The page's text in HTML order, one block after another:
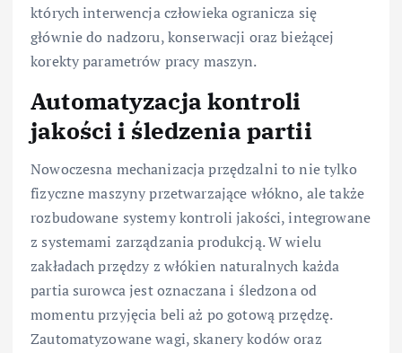
których interwencja człowieka ogranicza się
głównie do nadzoru, konserwacji oraz bieżącej
korekty parametrów pracy maszyn.
Automatyzacja kontroli
jakości i śledzenia partii
Nowoczesna mechanizacja przędzalni to nie tylko
fizyczne maszyny przetwarzające włókno, ale także
rozbudowane systemy kontroli jakości, integrowane
z systemami zarządzania produkcją. W wielu
zakładach przędzy z włókien naturalnych każda
partia surowca jest oznaczana i śledzona od
momentu przyjęcia beli aż po gotową przędzę.
Zautomatyzowane wagi, skanery kodów oraz